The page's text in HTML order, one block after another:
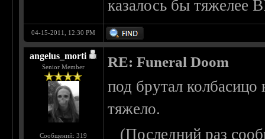
казалось бы тяжелее
04-15-2011, 12:30 PM
angelus_morti
Senior Member
Сообщений: 319
RE: Funeral Doom
под брутал
тяжело.
(Последний раз